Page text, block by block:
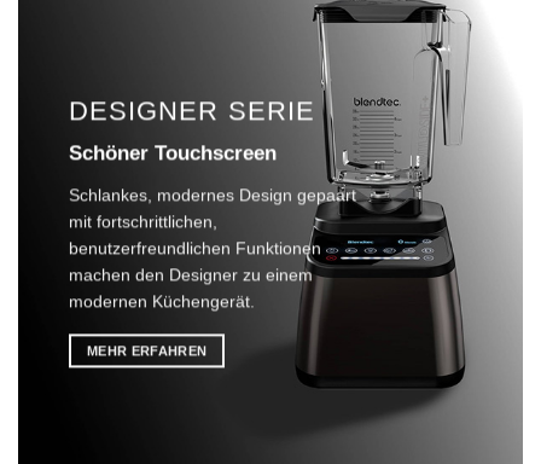
DESIGNER SERIE
Schöner Touchscreen
Schlankes, modernes Design gepaart
mit fortschrittlichen,
benutzerfreundlichen Funktionen
machen den Designer zu einem
modernen Küchengerät.
MEHR ERFAHREN